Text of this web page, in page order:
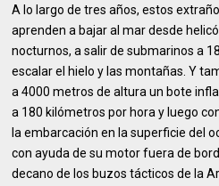
A lo largo de tres años, estos
aprenden a bajar al mar desde
nocturnos, a salir de submarinos a
escalar el hielo y las montañas. Y
a 4000 metros de altura un bote
a 180 kilómetros por hora y luego
la embarcación en la superficie del
con ayuda de su motor fuera de
decano de los buzos tácticos de la